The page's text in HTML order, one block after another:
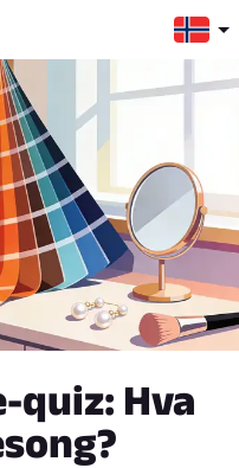
quiz: Hva